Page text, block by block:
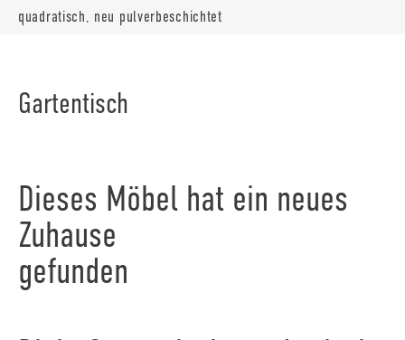
quadratisch, neu pulverbeschichtet
Gartentisch
Dieses Möbel hat ein neues
Zuhause
gefunden